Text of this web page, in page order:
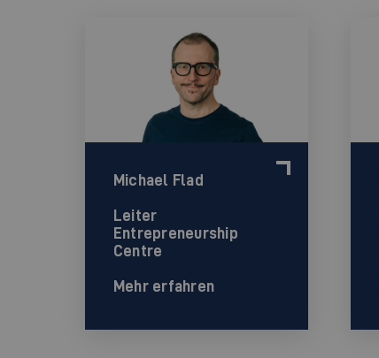
Michael Flad
Leiter
Entrepreneurship
Centre
Mehr erfahren